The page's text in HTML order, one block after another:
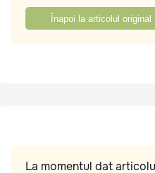
Înapoi la articolul original
La momentul dat